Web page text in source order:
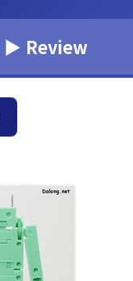
▶ Review